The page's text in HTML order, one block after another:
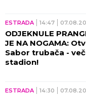
ESTRADA 14:47
ODJEKNULE
JE NA NOGAMA:
Sabor trubača -
stadion!
ESTRADA 14:30